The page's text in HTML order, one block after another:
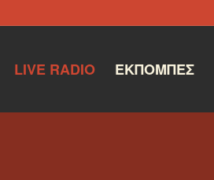
LIVE RADIO ΕΚΠΟΜΠΈΣ